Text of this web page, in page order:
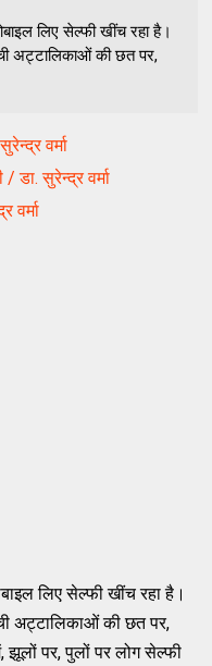
लिए सेल्फी खींच रहा है।
अट्टालिकाओं की छत पर,
वर्मा
डा. सुरेन्द्र वर्मा
वर्मा
लिए सेल्फी खींच रहा है।
अट्टालिकाओं की छत पर,
झूलों पर, पुलों पर लोग सेल्फी